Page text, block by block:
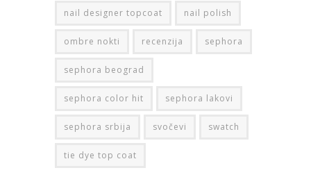
nail designer topcoat nail polish
ombre nokti recenzija sephora
sephora beograd
sephora color hit sephora lakovi
sephora srbija svočevi swatch
tie dye top coat